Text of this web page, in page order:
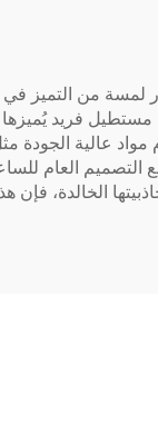
لمسة من التميز
فريد يُميزها
مواد عالية
التصميم العام
الخالدة،